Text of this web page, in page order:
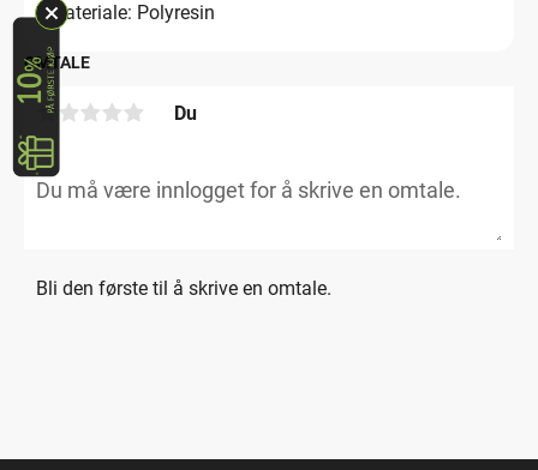
Materiale: Polyresin
OMTALE
Du
Bli den første til å skrive en omtale.